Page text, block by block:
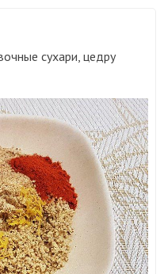
сухари, цедру